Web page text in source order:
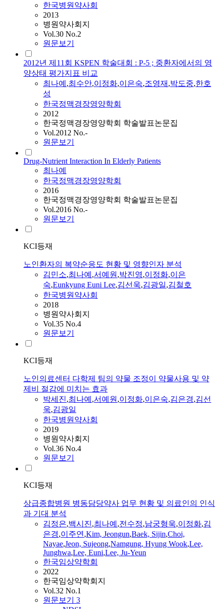
한국병원약사회
2013
병원약사회지
Vol.30 No.2
원문보기
2012년 제11회 KSPEN 학술대회 : P-5 ; 중환자에서의 영
양상태 평가지표 비교
최나예 ,최수안,이정화,이은숙,조영재 ,박도중,한호
성
한국정맥경장영양학회
2012
한국정맥경장영양학회 학술발표논문집
Vol.2012 No.-
원문보기
Drug-Nutrient Interaction In Elderly Patients
최나예
한국정맥경장영양학회
2016
한국정맥경장영양학회 학술발표논문집
Vol.2016 No.-
원문보기
KCI등재
노인환자의 복약순응도 현황 및 영향인자 분석
김민소,최나예 ,서예원,박진영,이정화,이은
숙,Eunkyung Euni Lee,김선욱,김광일,김철호
한국병원약사회
2018
병원약사회지
Vol.35 No.4
원문보기
KCI등재
노인의료센터 다학제 팀의 약물 조정이 약물사용 및 약
제비 절감에 미치는 효과
박세진,최나예 ,서예원,이정화,이은숙,김은경,김선
욱,김광일
한국병원약사회
2019
병원약사회지
Vol.36 No.4
원문보기
KCI등재
상급종합병원 병동담당약사 업무 현황 및 의료인의 인식
과 기대 분석
김정은,백시진,최나예 ,전수정,남궁형욱,이정화,김
은경,이주연,Kim, Jeongun,Baek, Sijin,Choi,
Nayae,Jeon, Sujeong,Namgung, Hyung Wook,Lee,
Junghwa,Lee, Euni,Lee, Ju-Yeun
한국임상약학회
2022
한국임상약학회지
Vol.32 No.1
원문보기 3